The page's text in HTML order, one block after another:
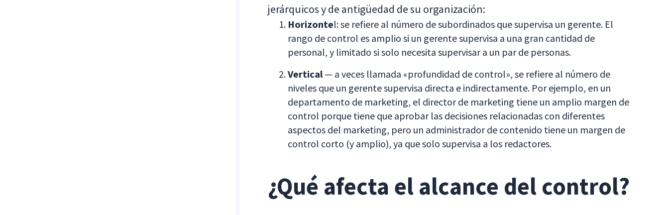
jerárquicos y de antigüedad de su organización:
Horizontel: se refiere al número de subordinados que supervisa un gerente. El
rango de control es amplio si un gerente supervisa a una gran cantidad de
personal, y limitado si solo necesita supervisar a un par de personas.
Vertical— a veces llamada «profundidad de control», se refiere al número de
niveles que un gerente supervisa directa e indirectamente. Por ejemplo, en un
departamento de marketing, el director de marketing tiene un amplio margen de
control porque tiene que aprobar las decisiones relacionadas con diferentes
aspectos del marketing, pero un administrador de contenido tiene un margen de
control corto (y amplio), ya que solo supervisa a los redactores.
¿Qué afecta el alcance del control?